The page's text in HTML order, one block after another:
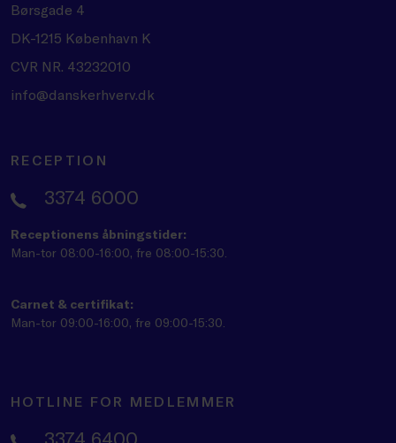
Børsgade 4
DK-1215 København K
CVR NR. 43232010
info@danskerhverv.dk
RECEPTION
3374 6000
Receptionens åbningstider:
Man-tor 08:00-16:00, fre 08:00-15:30.
Carnet & certifikat:
Man-tor 09:00-16:00, fre 09:00-15:30.
HOTLINE FOR MEDLEMMER
3374 6400